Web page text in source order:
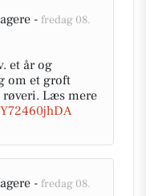
- fredag 08.
et år og
om et groft
Læs mere
- fredag 08.